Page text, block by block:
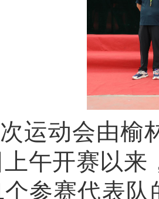
运动会由榆
上午开赛以来
个参赛代表